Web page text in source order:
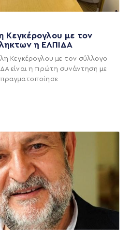
Κεγκέρογλου με τον
η ΕΛΠΙΔΑ
Κεγκέρογλου με τον σύλλογο
είναι η πρώτη συνάντηση με